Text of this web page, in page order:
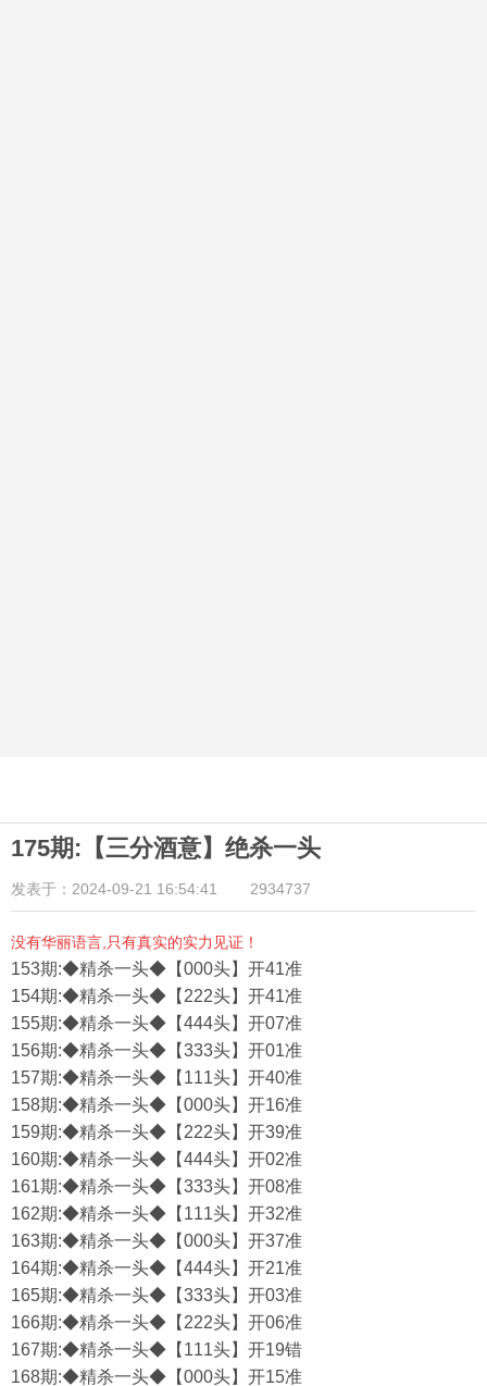
175期:【三分酒意】绝杀一头
发表于：2024-09-21 16:54:41 2934737
没有华丽语言,只有真实的实力见证！
153期:◆精杀一头◆【000头】开41准
154期:◆精杀一头◆【222头】开41准
155期:◆精杀一头◆【444头】开07准
156期:◆精杀一头◆【333头】开01准
157期:◆精杀一头◆【111头】开40准
158期:◆精杀一头◆【000头】开16准
159期:◆精杀一头◆【222头】开39准
160期:◆精杀一头◆【444头】开02准
161期:◆精杀一头◆【333头】开08准
162期:◆精杀一头◆【111头】开32准
163期:◆精杀一头◆【000头】开37准
164期:◆精杀一头◆【444头】开21准
165期:◆精杀一头◆【333头】开03准
166期:◆精杀一头◆【222头】开06准
167期:◆精杀一头◆【111头】开19错
168期:◆精杀一头◆【000头】开15准